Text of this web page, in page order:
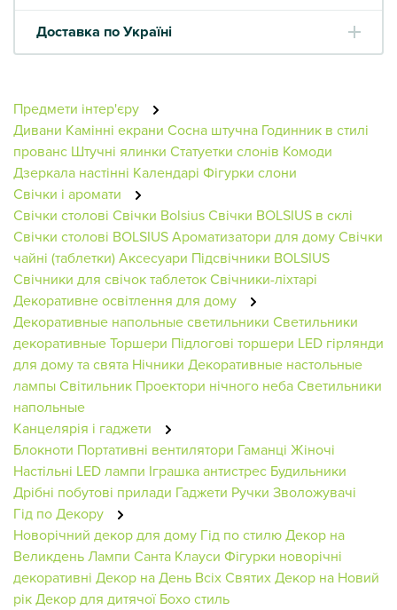
Доставка по Україні
Предмети інтер'єру
Дивани Камінні екрани Сосна штучна Годинник в стилі
прованс Штучні ялинки Статуетки слонів Комоди
Дзеркала настінні Календарі Фігурки слони
Свічки і аромати
Свічки столові Свічки BolsiusСвічки BOLSIUS в склі
Свічки столові BOLSIUSАроматизатори для домуСвічки
чайні (таблетки)Аксесуари Підсвічники BOLSIUS
Свічники для свічок таблетокСвічники-ліхтарі
Декоративне освітлення для дому
Декоративные напольные светильники Светильники
декоративныеТоршери Підлогові торшери LED гірлянди
для дому та свята Нічники Декоративные настольные
лампыСвітильник Проектори нічного небаСветильники
напольные
Канцелярія і гаджети
Блокноти Портативні вентилятори Гаманці Жіночі
Настільні LED лампи Іграшка антистрес Будильники
Дрібні побутові прилади Гаджети Ручки Зволожувачі
Гід по Декору
Новорічний декор для дому Гід по стилюДекор на
ВеликденьЛампи Санта Клауси Фігурки новорічні
декоративні Декор на День Всіх СвятихДекор на Новий
рікДекор для дитячої Бохо стиль